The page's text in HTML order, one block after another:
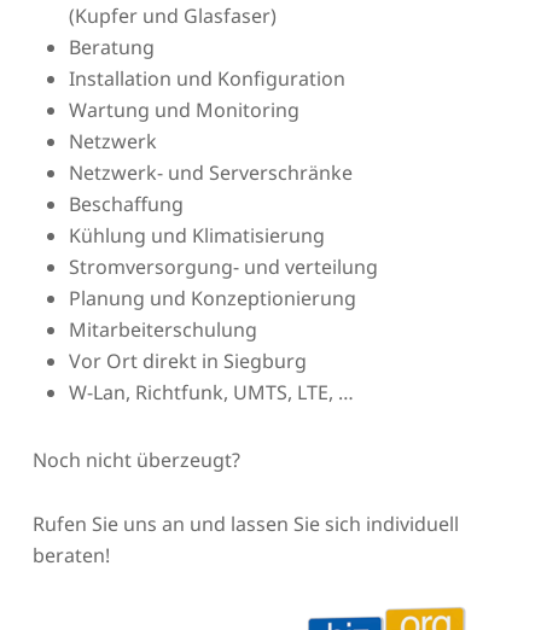
(Kupfer und Glasfaser)
Beratung
Installation und Konfiguration
Wartung und Monitoring
Netzwerk
Netzwerk- und Serverschränke
Beschaffung
Kühlung und Klimatisierung
Stromversorgung- und verteilung
Planung und Konzeptionierung
Mitarbeiterschulung
Vor Ort direkt in Siegburg
W-Lan, Richtfunk, UMTS, LTE, …
Noch nicht überzeugt?
Rufen Sie uns an und lassen Sie sich individuell
beraten!